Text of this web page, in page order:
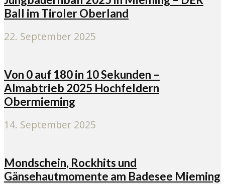
Ball im Tiroler Oberland
22. September 2025
Von 0 auf 180 in 10 Sekunden –
Almabtrieb 2025 Hochfeldern
Obermieming
14. September 2025
Mondschein, Rockhits und
Gänsehautmomente am Badesee Mieming